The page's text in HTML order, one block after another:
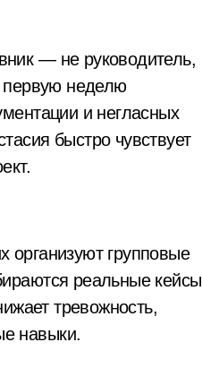
— не руководитель,
неделю
и негласных
быстро чувствует
организуют групповые
реальные кейсы
тревожность,
навыки.